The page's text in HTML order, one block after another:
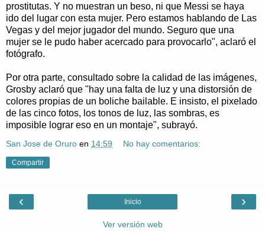
prostitutas. Y no muestran un beso, ni que Messi se haya
ido del lugar con esta mujer. Pero estamos hablando de Las
Vegas y del mejor jugador del mundo. Seguro que una
mujer se le pudo haber acercado para provocarlo", aclaró el
fotógrafo.
Por otra parte, consultado sobre la calidad de las imágenes,
Grosby aclaró que "hay una falta de luz y una distorsión de
colores propias de un boliche bailable. E insisto, el pixelado
de las cinco fotos, los tonos de luz, las sombras, es
imposible lograr eso en un montaje", subrayó.
San Jose de Oruro en 14:59 No hay comentarios:
Compartir
‹ ›
Inicio
Ver versión web